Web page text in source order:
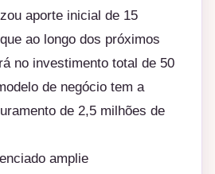
aporte inicial de 15
ao longo dos próximos
no investimento total de 50
de negócio tem a
de 2,5 milhões de
amplie